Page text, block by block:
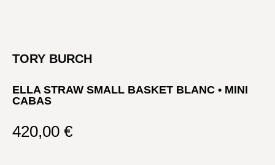
TORY BURCH
ELLA STRAW SMALL BASKET BLANC • MINI
CABAS
420,00 €